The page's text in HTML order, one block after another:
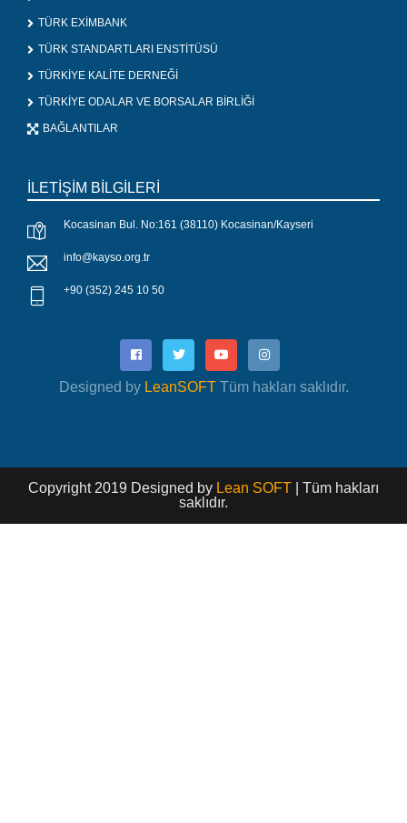
TÜRK EXİMBANK
TÜRK STANDARTLARI ENSTİTÜSÜ
TÜRKİYE KALİTE DERNEĞİ
TÜRKİYE ODALAR VE BORSALAR BİRLİĞİ
BAĞLANTILAR
İLETİŞİM BİLGİLERİ
Kocasinan Bul. No:161 (38110) Kocasinan/Kayseri
info@kayso.org.tr
+90 (352) 245 10 50
Designed by LeanSOFTTüm hakları saklıdır.
Copyright 2019 Designed by Lean SOFT
| Tüm hakları
saklıdır.